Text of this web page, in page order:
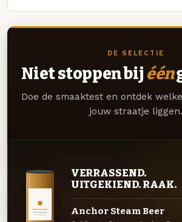
DE SELECTIE
Niet stoppen bij één
Doe de smaaktest en ontdek
jouw straatje liggen.
VERRASSEND.
UITGEKIEND. RAAK.
Anchor Steam Beer